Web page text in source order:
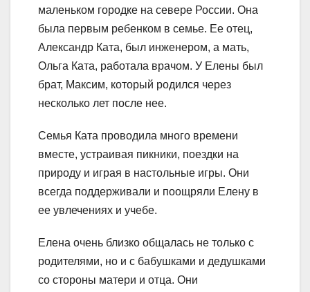
маленьком городке на севере России. Она
была первым ребенком в семье. Ее отец,
Александр Ката, был инженером, а мать,
Ольга Ката, работала врачом. У Елены был
брат, Максим, который родился через
несколько лет после нее.
Семья Ката проводила много времени
вместе, устраивая пикники, поездки на
природу и играя в настольные игры. Они
всегда поддерживали и поощряли Елену в
ее увлечениях и учебе.
Елена очень близко общалась не только с
родителями, но и с бабушками и дедушками
со стороны матери и отца. Они